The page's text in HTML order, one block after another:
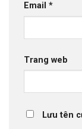
Email *
Trang web
Lưu tên